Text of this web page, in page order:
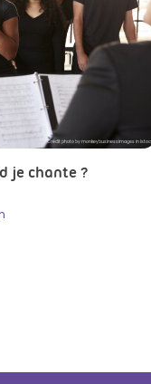
Crédit photo by monkeybusinessimages in
je chante ?